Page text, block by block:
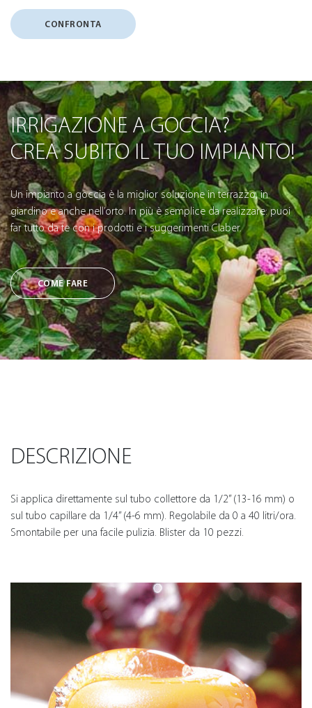
CONFRONTA
IRRIGAZIONE A GOCCIA?
CREA SUBITO IL TUO IMPIANTO!
Un impianto a goccia è la miglior soluzione in terrazzo, in
giardino e anche nell’orto. In più è semplice da realizzare: puoi
far tutto da te con i prodotti e i suggerimenti Claber.
COME FARE
DESCRIZIONE
Si applica direttamente sul tubo collettore da 1/2” (13-16 mm) o
sul tubo capillare da 1/4” (4-6 mm). Regolabile da 0 a 40 litri/ora.
Smontabile per una facile pulizia. Blister da 10 pezzi.